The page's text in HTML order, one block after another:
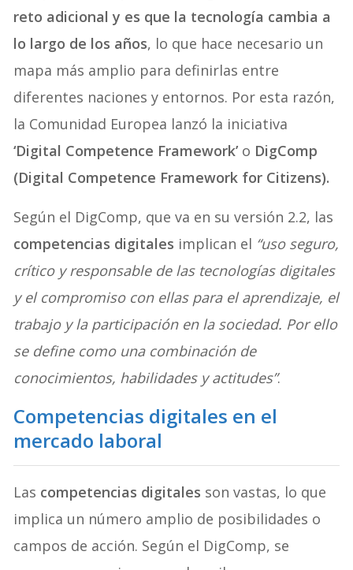
reto adicional y es que la tecnología cambia a
lo largo de los años, lo que hace necesario un
mapa más amplio para definirlas entre
diferentes naciones y entornos. Por esta razón,
la Comunidad Europea lanzó la iniciativa
‘Digital Competence Framework’ o DigComp
(Digital Competence Framework for Citizens).
Según el DigComp, que va en su versión 2.2, las
competencias digitales implican el “uso seguro,
crítico y responsable de las tecnologías digitales
y el compromiso con ellas para el aprendizaje, el
trabajo y la participación en la sociedad. Por ello
se define como una combinación de
conocimientos, habilidades y actitudes”.
Competencias digitales en el
mercado laboral
Las competencias digitales son vastas, lo que
implica un número amplio de posibilidades o
campos de acción. Según el DigComp, se